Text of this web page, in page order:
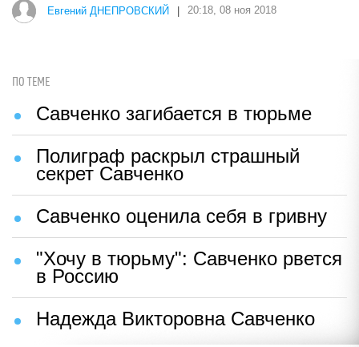
Евгений ДНЕПРОВСКИЙ | 20:18, 08 ноя 2018
ПО ТЕМЕ
Савченко загибается в тюрьме
Полиграф раскрыл страшный
секрет Савченко
Савченко оценила себя в гривну
"Хочу в тюрьму": Савченко рвется
в Россию
Надежда Викторовна Савченко